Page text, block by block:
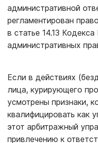
административной
регламентирован
в статье 14.13
административных
Если в действиях
лица, курирующего
усмотрены признаки,
квалифицировать как
этот арбитражный
привлечению к